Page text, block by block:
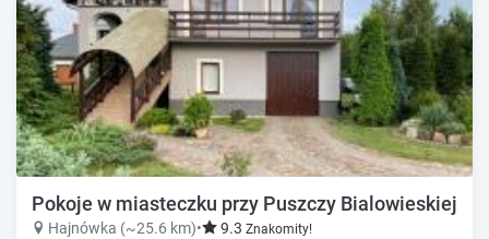
Pokoje w miasteczku przy Puszczy Bialowieskiej
Hajnówka (~25.6 km)• 9.3 Znakomity!